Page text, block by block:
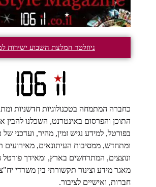
ניוזלטר המלצת השבוע ישירות
כחברה המתמחה בטכנולוגיות חדשניות
התוכן והפרסום באינטרנט, השכלנו להבין
בפורטל, למידע נגיש זמין, מהיר, ועדכני
ומתחדש, ממסיבות העיתונאים, מאירועים
ונוצצים, המתרחשים בארץ, ומאידך פורטל
מאגר מידע וצינור תקשורתי בין משרדי
חברות, ואישיים לציבור.